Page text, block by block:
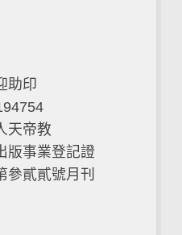
助印
天帝教
版事業登記證
參貳貳號月刊